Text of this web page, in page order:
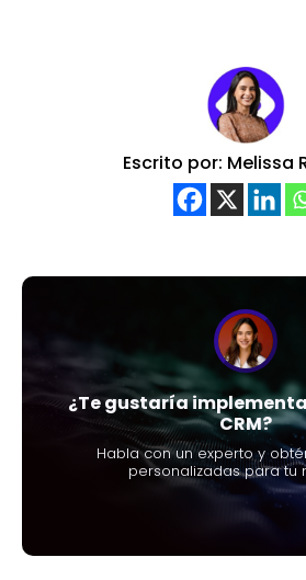
Escrito por: Melissa
¿Te gustaría
CRM?
Habla con un experto y
personalizadas para tu